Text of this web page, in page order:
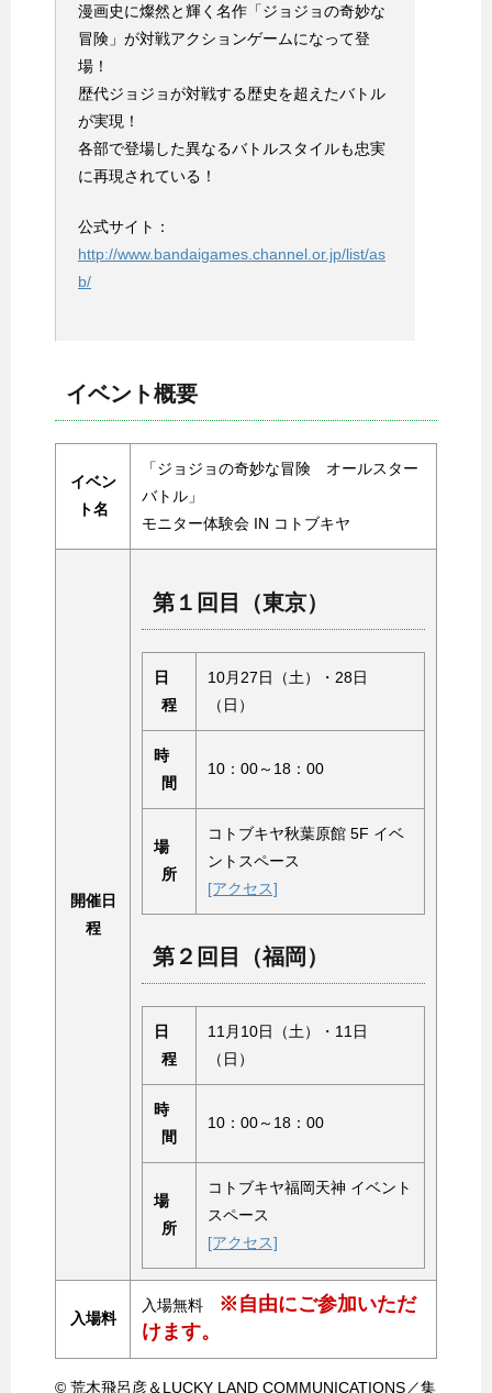
漫画史に燦然と輝く名作「ジョジョの奇妙な
冒険」が対戦アクションゲームになって登
場！
歴代ジョジョが対戦する歴史を超えたバトル
が実現！
各部で登場した異なるバトルスタイルも忠実
に再現されている！
公式サイト：
http://www.bandaigames.channel.or.jp/list/as
b/
イベント概要
イベン
ト名
「ジョジョの奇妙な冒険 オールスター
バトル」
モニター体験会 IN コトブキヤ
開催日
程
第１回目（東京）
日
程
10月27日（土）・28日
（日）
時
間
10：00～18：00
場
所
コトブキヤ秋葉原館 5F イベ
ントスペース
[アクセス]
第２回目（福岡）
日
程
11月10日（土）・11日
（日）
時
間
10：00～18：00
場
所
コトブキヤ福岡天神 イベント
スペース
[アクセス]
入場料
入場無料
※自由にご参加いただ
けます。
© 荒木飛呂彦＆LUCKY LAND COMMUNICATIONS／集